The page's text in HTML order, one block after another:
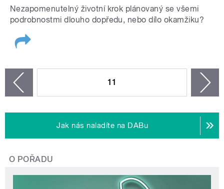
Nezapomenutelný životní krok plánovaný se všemi
podrobnostmi dlouho dopředu, nebo dílo okamžiku?
11
Jak nás naladíte na DABu
O POŘADU